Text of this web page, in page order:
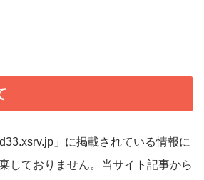
」に掲載されている情報に
しておりません。当サイト記事から